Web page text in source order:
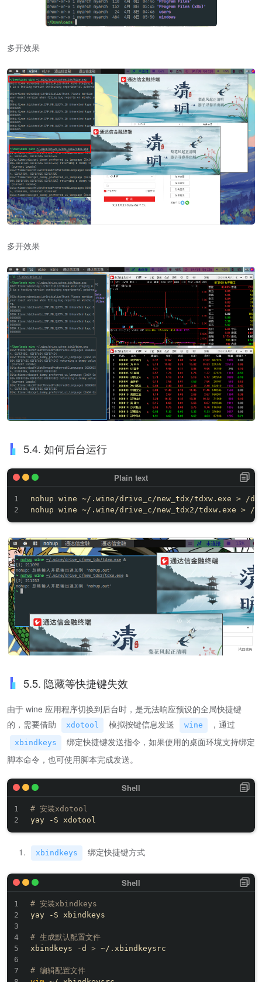
多开效果
多开效果
5.4. 如何后台运行
nohup wine ~/.wine/drive_c/new_tdx/tdxw.exe > /
5.5. 隐藏等快捷键失效
由于 wine 应用程序切换到后台时，是无法响应预设的全局快捷键
的，需要借助
xdotool 模拟按键信息发送 wine ，通过
xbindkeys
绑定快捷键发送指令，如果使用的桌面环境支持绑定
脚本命令，也可使用脚本完成发送。
# 安装xdotool
xbindkeys 绑定快捷键方式
# 安装xbindkeys
yay -S xbindkeys
# 生成默认配置文件
xbindkeys -d > ~/.xbindkeysrc
# 编辑配置文件